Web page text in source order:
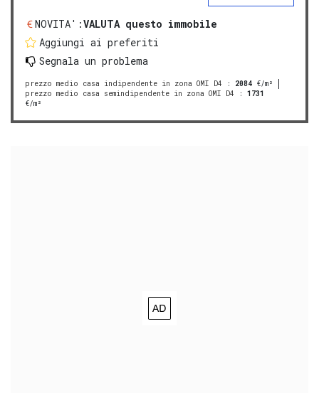
NOVITA':VALUTA questo immobile
Aggiungi ai preferiti
Segnala un problema
prezzo medio casa indipendente in zona OMI D4 : 2084 €/m²
prezzo medio casa semindipendente in zona OMI D4 : 1731
€/m²